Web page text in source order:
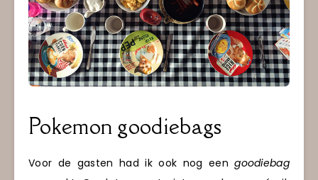
Pokemon goodiebags
Voor de gasten had ik ook nog eengoodiebag